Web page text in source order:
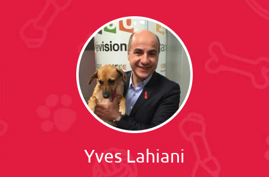
Yves Lahiani